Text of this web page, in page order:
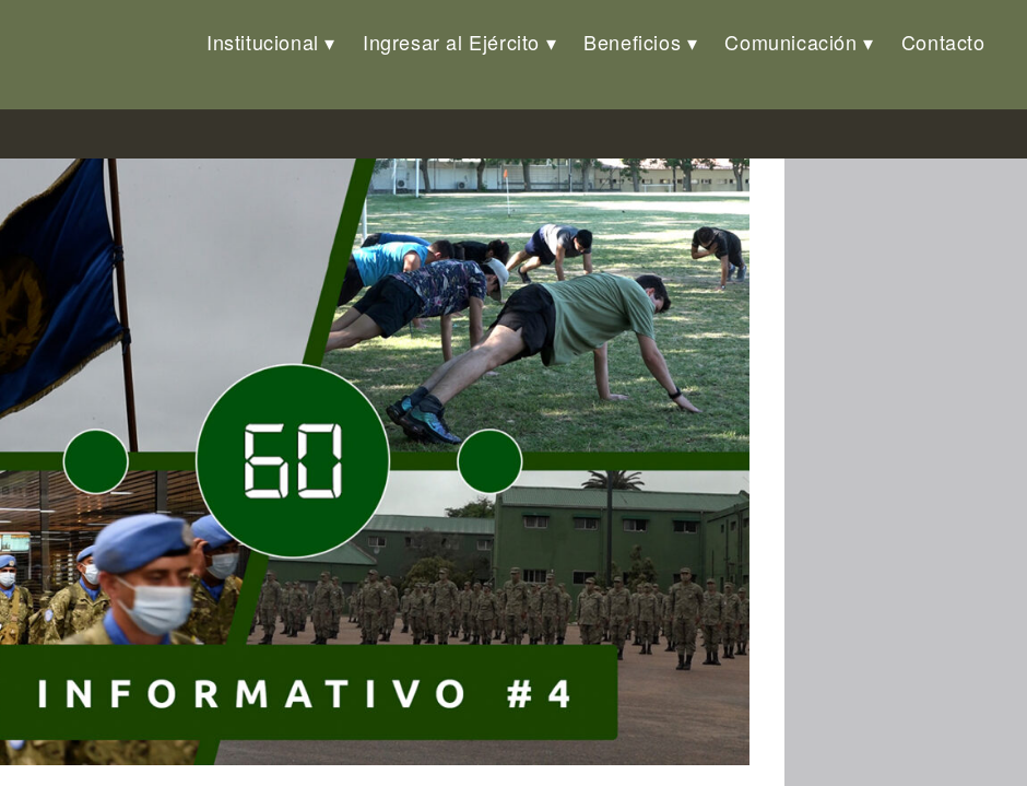
Institucional Ingresar al Ejército Beneficios Comunicación Contacto